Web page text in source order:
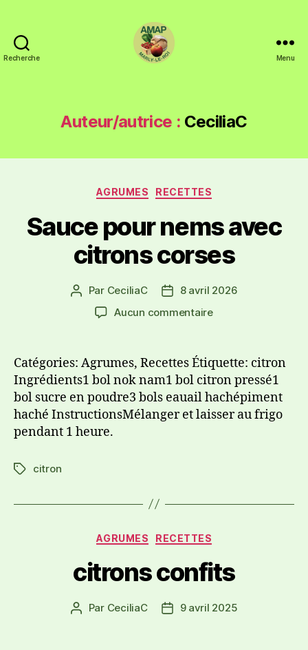
Recherche Menu
Auteur/autrice : CeciliaC
AGRUMES RECETTES
Sauce pour nems avec
citrons corses
Par CeciliaC
8 avril 2026
Aucun commentaire
Catégories: Agrumes, Recettes Étiquette: citron
Ingrédients1 bol nok nam1 bol citron pressé1
bol sucre en poudre3 bols eauail hachépiment
haché InstructionsMélanger et laisser au frigo
pendant 1 heure.
citron
AGRUMES RECETTES
citrons confits
Par CeciliaC 9 avril 2025